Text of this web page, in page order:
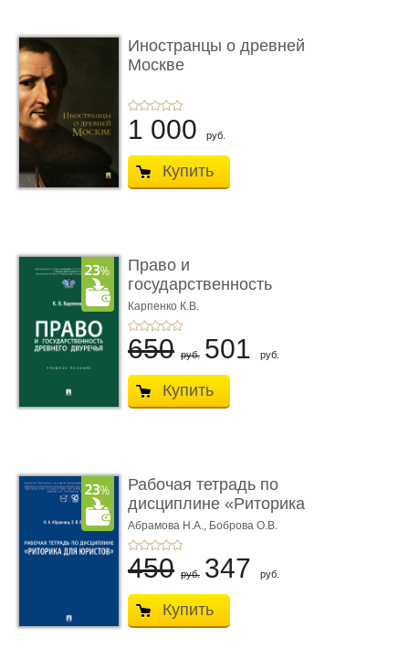
Иностранцы о древней
Москве
1 000 руб.
Купить
Право и
государственность
Древнего Двуречья. �
...
Карпенко К.В.
650 руб. 501 руб.
Купить
Рабочая тетрадь по
дисциплине «Риторика
для ю� ...
Абрамова Н.А., Боброва О.В.
450 руб. 347 руб.
Купить